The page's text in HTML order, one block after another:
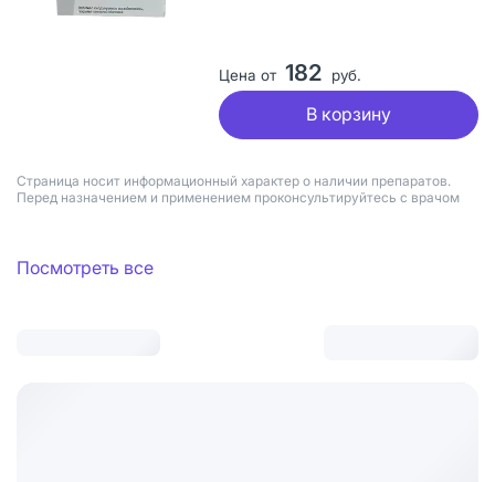
Цена от 182 руб.
В корзину
Страница носит информационный характер о наличии препаратов.
Перед назначением и применением проконсультируйтесь с врачом
Посмотреть все